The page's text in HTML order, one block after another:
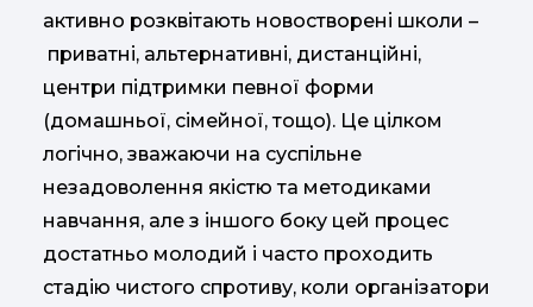
активно розквітають новостворені школи –
приватні, альтернативні, дистанційні,
центри підтримки певної форми
(домашньої, сімейної, тощо). Це цілком
логічно, зважаючи на суспільне
незадоволення якістю та методиками
навчання, але з іншого боку цей процес
достатньо молодий і часто проходить
стадію чистого спротиву, коли організатори